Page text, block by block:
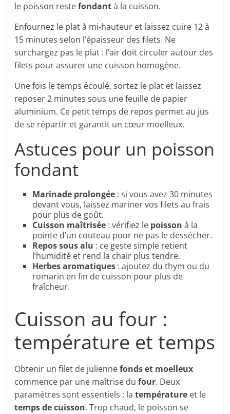
le poisson restefondantà la cuisson.
Enfournez le plat à mi-hauteur et laissez cuire 12 à
15 minutes selon l’épaisseur des filets. Ne
surchargez pas le plat : l’air doit circuler autour des
filets pour assurer une cuisson homogène.
Une fois le temps écoulé, sortez le plat et laissez
reposer 2 minutes sous une feuille de papier
aluminium. Ce petit temps de repos permet au jus
de se répartir et garantit un cœur moelleux.
Astuces pour un poisson
fondant
Marinade prolongée : si vous avez 30 minutes
devant vous, laissez mariner vos filets au frais
pour plus de goût.
Cuisson maîtrisée : vérifiez le poisson à la
pointe d’un couteau pour ne pas le dessécher.
Repos sous alu : ce geste simple retient
l’humidité et rend la chair plus tendre.
Herbes aromatiques : ajoutez du thym ou du
romarin en fin de cuisson pour plus de
fraîcheur.
Cuisson au four :
température et temps
Obtenir un filet de juliennefonds et moelleux
commence par une maîtrise dufour. Deux
paramètres sont essentiels : latempérature et le
temps de cuisson. Trop chaud, le poisson se